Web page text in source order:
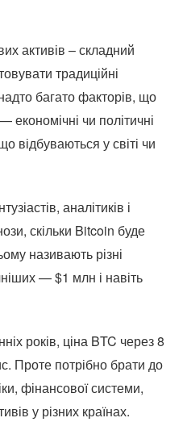
активів – складний
традиційні
багато факторів, що
економічні чи політичні
відбуваються у світі чи
аналітиків і
скільки Bitcoin буде
називають різні
— $1 млн і навіть
років, ціна BTC через 8
Проте потрібно брати до
фінансової системи,
у різних країнах.